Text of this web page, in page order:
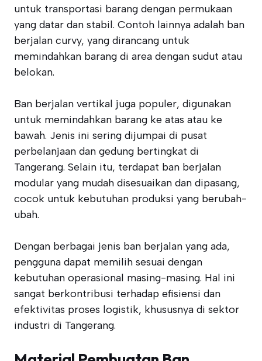
untuk transportasi barang dengan permukaan
yang datar dan stabil. Contoh lainnya adalah ban
berjalan curvy, yang dirancang untuk
memindahkan barang di area dengan sudut atau
belokan.
Ban berjalan vertikal juga populer, digunakan
untuk memindahkan barang ke atas atau ke
bawah. Jenis ini sering dijumpai di pusat
perbelanjaan dan gedung bertingkat di
Tangerang. Selain itu, terdapat ban berjalan
modular yang mudah disesuaikan dan dipasang,
cocok untuk kebutuhan produksi yang berubah-
ubah.
Dengan berbagai jenis ban berjalan yang ada,
pengguna dapat memilih sesuai dengan
kebutuhan operasional masing-masing. Hal ini
sangat berkontribusi terhadap efisiensi dan
efektivitas proses logistik, khususnya di sektor
industri di Tangerang.